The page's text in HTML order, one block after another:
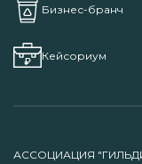
Бизнес-бранч
Кейсориум
АССОЦИАЦИЯ